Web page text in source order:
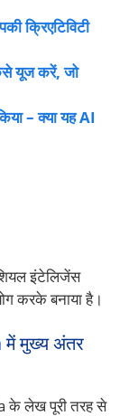
क्रिएटिविटी
यूज करें, जो
– क्या यह AI
इंटेलिजेंस
करके बनाया है।
मुख्य अंतर
के लेख पूरी तरह से